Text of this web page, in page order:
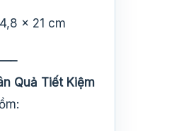
x 21 cm
Quả Tiết Kiệm